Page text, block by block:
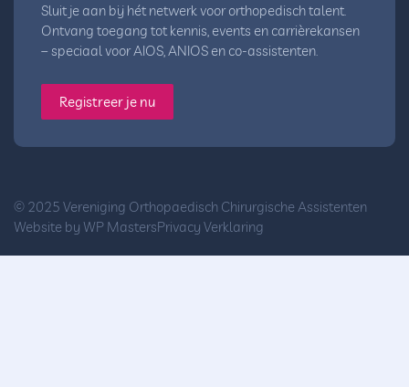
Sluit je aan bij hét netwerk voor orthopedisch talent.
Ontvang toegang tot kennis, events en carrièrekansen
– speciaal voor AIOS, ANIOS en co-assistenten.
Registreer je nu
© 2025 Vereniging Orthopaedisch Chirurgische Assistenten
Website by WP MastersPrivacy Verklaring